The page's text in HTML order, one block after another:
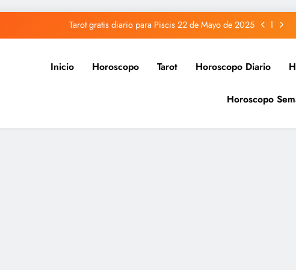
Tarot gratis diario para Piscis 22 de Mayo de 2025
Tarot gratis diario para Capricornio 22 de Mayo de 2025
Tarot gratis diario para Sagitario 22 de Mayo de 2025
Tarot gratis diario para Piscis 22 de Mayo de 2025
Inicio Horoscopo Tarot Horoscopo Diario
Horoscopo